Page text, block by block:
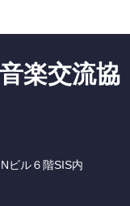
楽交流協
ビル６階SIS内